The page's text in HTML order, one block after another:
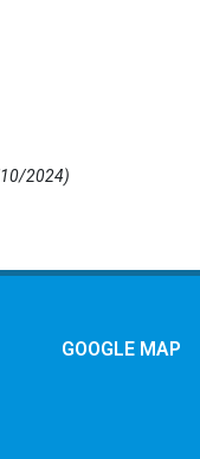
2024)
GOOGLE MAP